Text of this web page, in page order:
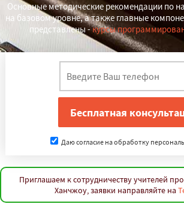
Основные методические рекомендации по
на базовом уровне, а также главные
представлены -курсы
Даю согласие на обработку
Приглашаем к сотрудничеству учителей
Ханчжоу, заявки направляйте на